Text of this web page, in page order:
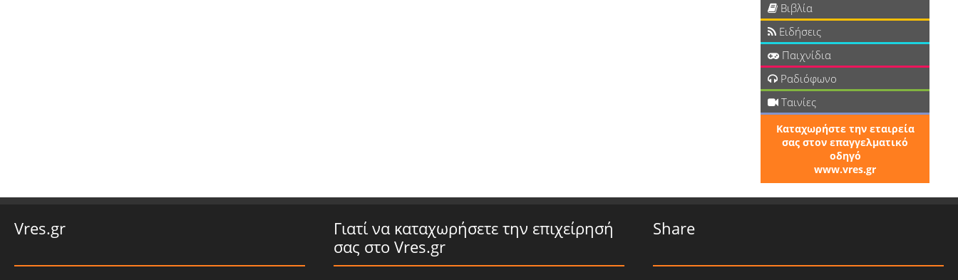
Βιβλία
Ειδήσεις
Παιχνίδια
Ραδιόφωνο
Ταινίες
Καταχωρήστε την εταιρεία
σας στον επαγγελματικό
οδηγό
www.vres.gr
Vres.gr
Γιατί να καταχωρήσετε την επιχείρησή
σας στο Vres.gr
Share